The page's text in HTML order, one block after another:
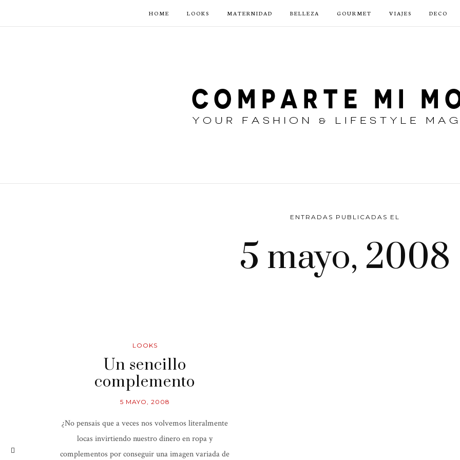
HOME LOOKS MATERNIDAD BELLEZA GOURMET VIAJES DECO
ENTRADAS PUBLICADAS EL
5 mayo, 2008
LOOKS
Un sencillo
complemento
5 MAYO, 2008
¿No pensais que a veces nos volvemos literalmente
locas invirtiendo nuestro dinero en ropa y
complementos por conseguir una imagen variada de